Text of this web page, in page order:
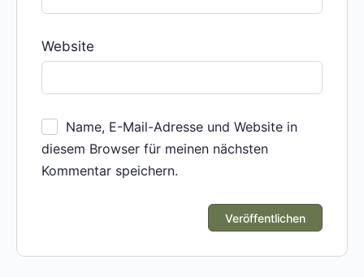
Website
Name, E-Mail-Adresse und Website in
diesem Browser für meinen nächsten
Kommentar speichern.